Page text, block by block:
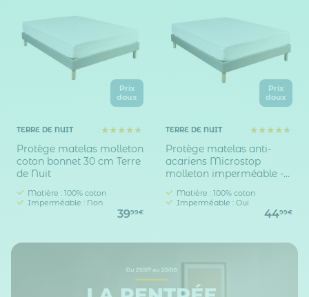
Prix
doux
TERRE DE NUIT
Protège matelas molleton
coton bonnet 30 cm Terre
de Nuit
Matière : 100% coton
Imperméable : Non
3999€
Prix
doux
TERRE DE NUIT
Protège matelas anti-
acariens Microstop
molleton imperméable -
Matière : 100% coton
Imperméable : Oui
4499€